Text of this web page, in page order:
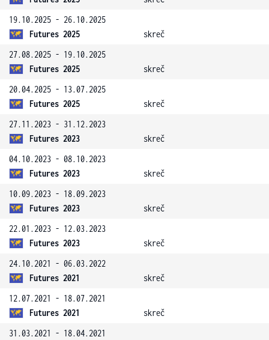
19.10.2025 - 26.10.2025
Futures 2025
skreč
27.08.2025 - 19.10.2025
Futures 2025
skreč
20.04.2025 - 13.07.2025
Futures 2025
skreč
27.11.2023 - 31.12.2023
Futures 2023
skreč
04.10.2023 - 08.10.2023
Futures 2023
skreč
10.09.2023 - 18.09.2023
Futures 2023
skreč
22.01.2023 - 12.03.2023
Futures 2023
skreč
24.10.2021 - 06.03.2022
Futures 2021
skreč
12.07.2021 - 18.07.2021
Futures 2021
skreč
31.03.2021 - 18.04.2021